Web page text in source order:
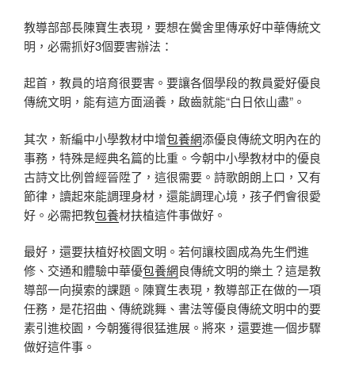
教導部部長陳寶生表現，要想在黌舍里傳承好中華傳統文
明，必需抓好3個要害辦法：
起首，教員的培育很要害。要讓各個學段的教員愛好優良
傳統文明，能有這方面涵養，啟齒就能“白日依山盡”。
其次，新編中小學教材中增包養網添優良傳統文明內在的
事務，特殊是經典名篇的比重。今朝中小學教材中的優良
古詩文比例曾經晉陞了，這很需要。詩歌朗朗上口，又有
節律，讀起來能調理身材，還能調理心境，孩子們會很愛
好。必需把教包養材扶植這件事做好。
最好，還要扶植好校園文明。若何讓校園成為先生們進
修、交通和體驗中華優包養網良傳統文明的樂土？這是教
導部一向摸索的課題。陳寶生表現，教導部正在做的一項
任務，是花招曲、傳統跳舞、書法等優良傳統文明中的要
素引進校園，今朝獲得很猛進展。將來，還要進一個步驟
做好這件事。